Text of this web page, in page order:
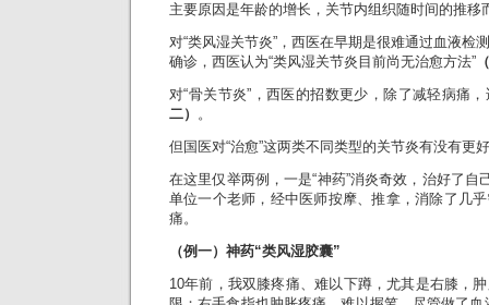
主要原因是年龄的增长，关节内组织随时间的推移
对“类风湿关节炎”，西医在早期是很难通过血液检
确诊，西医认为“类风湿关节炎目前尚无治愈方法”
对“骨关节炎”，西医的招数更少，除了减轻病痛
二） 。
但国医对“治愈”这两类不同类型的关节炎有没有更
在这里仅举两例，一是“神药”消炎奇效，治好了自
单位一个老师，经中医师按摩、推拿，消除了几
痛。
（例一）神药“类风湿胶囊”
10年前，我双膝疼痛、难以下蹲，尤其是右膝，